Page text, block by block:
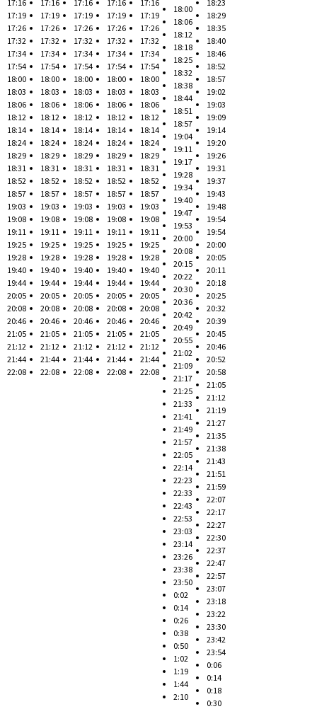
17:16
17:19
17:26
17:32
17:34
17:54
18:00
18:03
18:06
18:12
18:14
18:24
18:29
18:31
18:52
18:57
19:03
19:08
19:11
19:25
19:28
19:40
19:44
20:05
20:08
20:46
21:05
21:12
21:44
22:08
17:16
17:19
17:26
17:32
17:34
17:54
18:00
18:03
18:06
18:12
18:14
18:24
18:29
18:31
18:52
18:57
19:03
19:08
19:11
19:25
19:28
19:40
19:44
20:05
20:08
20:46
21:05
21:12
21:44
22:08
17:16
17:19
17:26
17:32
17:34
17:54
18:00
18:03
18:06
18:12
18:14
18:24
18:29
18:31
18:52
18:57
19:03
19:08
19:11
19:25
19:28
19:40
19:44
20:05
20:08
20:46
21:05
21:12
21:44
22:08
17:16
17:19
17:26
17:32
17:34
17:54
18:00
18:03
18:06
18:12
18:14
18:24
18:29
18:31
18:52
18:57
19:03
19:08
19:11
19:25
19:28
19:40
19:44
20:05
20:08
20:46
21:05
21:12
21:44
22:08
17:16
17:19
17:26
17:32
17:34
17:54
18:00
18:03
18:06
18:12
18:14
18:24
18:29
18:31
18:52
18:57
19:03
19:08
19:11
19:25
19:28
19:40
19:44
20:05
20:08
20:46
21:05
21:12
21:44
22:08
18:00
18:06
18:12
18:18
18:25
18:32
18:38
18:44
18:51
18:57
19:04
19:11
19:17
19:28
19:34
19:40
19:47
19:53
20:00
20:08
20:15
20:22
20:30
20:36
20:42
20:49
20:55
21:02
21:09
21:17
21:25
21:33
21:41
21:49
21:57
22:05
22:14
22:23
22:33
22:43
22:53
23:03
23:14
23:26
23:38
23:50
0:02
0:14
0:26
0:38
0:50
1:02
1:19
1:44
2:10
18:23
18:29
18:35
18:40
18:46
18:52
18:57
19:02
19:03
19:09
19:14
19:20
19:26
19:31
19:37
19:43
19:48
19:54
19:54
20:00
20:05
20:11
20:18
20:25
20:32
20:39
20:45
20:46
20:52
20:58
21:05
21:12
21:19
21:27
21:35
21:38
21:43
21:51
21:59
22:07
22:17
22:27
22:30
22:37
22:47
22:57
23:07
23:18
23:22
23:30
23:42
23:54
0:06
0:14
0:18
0:30